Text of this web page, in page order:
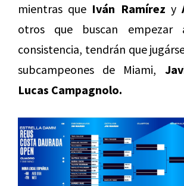
mientras que Iván Ramírez y
otros que buscan empezar
consistencia, tendrán que
subcampeones de Miami,
Lucas Campagnolo.